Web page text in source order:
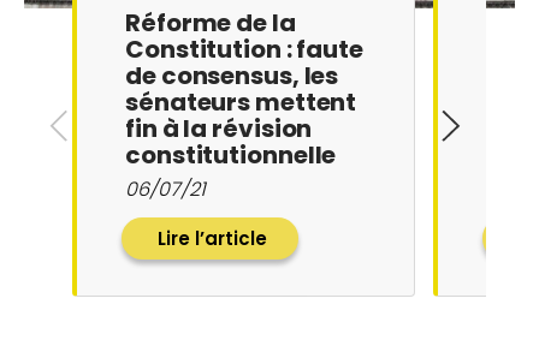
Réforme de la
Constitution : faute
de consensus, les
sénateurs mettent
fin à la révision
constitutionnelle
06/07/21
Lire l’article